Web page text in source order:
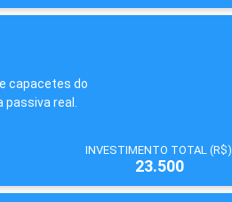
capacetes do
real.
INVESTIMENTO TOTAL (R$)
23.500